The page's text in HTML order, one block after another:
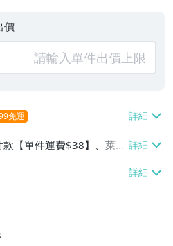
價
免運
款【單件運費$38】、萊爾
運費$60】、郵局掛號